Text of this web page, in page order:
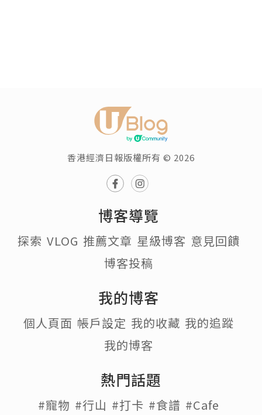
香港經濟日報版權所有 © 2026
博客導覽
探索 VLOG 推薦文章 星級博客 意見回饋
博客投稿
我的博客
個人頁面 帳戶設定 我的收藏 我的追蹤
我的博客
熱門話題
#寵物 #行山 #打卡 #食譜 #Cafe